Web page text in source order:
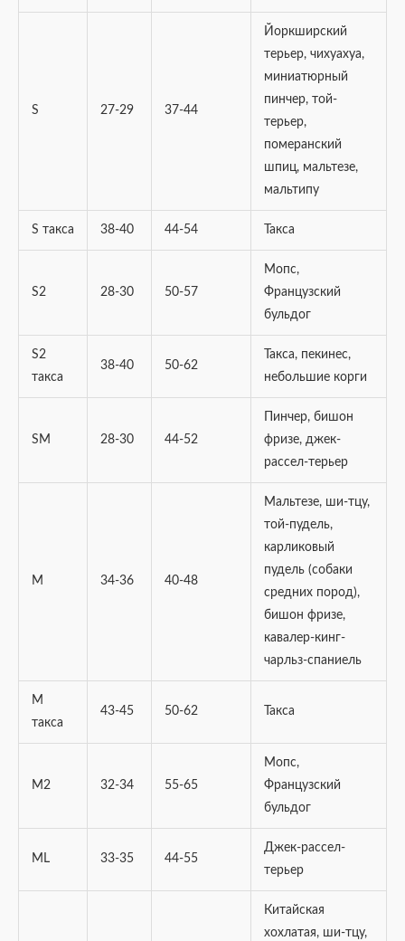
S 27-29 37-44
Йоркширский
терьер, чихуахуа,
миниатюрный
пинчер, той-
терьер,
померанский
шпиц, мальтезе,
мальтипу
S такса 38-40 44-54 Такса
S2 28-30 50-57
Мопс,
Французский
бульдог
S2
такса
38-40 50-62
Такса, пекинес,
небольшие корги
SM 28-30 44-52
Пинчер, бишон
фризе, джек-
рассел-терьер
M 34-36 40-48
Мальтезе, ши-тцу,
той-пудель,
карликовый
пудель (собаки
средних пород),
бишон фризе,
кавалер-кинг-
чарльз-спаниель
M
такса
43-45 50-62 Такса
M2 32-34 55-65
Мопс,
Французский
бульдог
ML 33-35 44-55
Джек-рассел-
терьер
Китайская
хохлатая, ши-тцу,